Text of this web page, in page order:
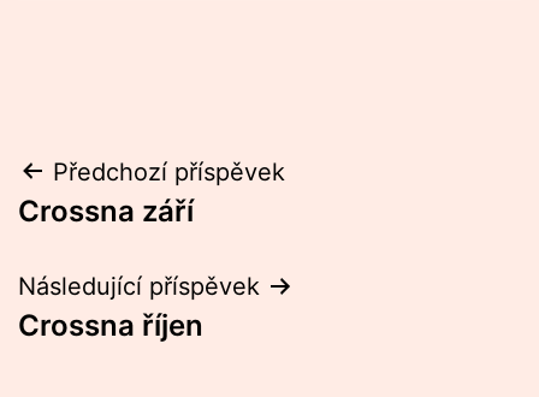
Navigace
pro
příspěvek
Předchozí příspěvek
Crossna září
Následující příspěvek
Crossna říjen